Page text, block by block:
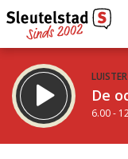
De
6.00 -